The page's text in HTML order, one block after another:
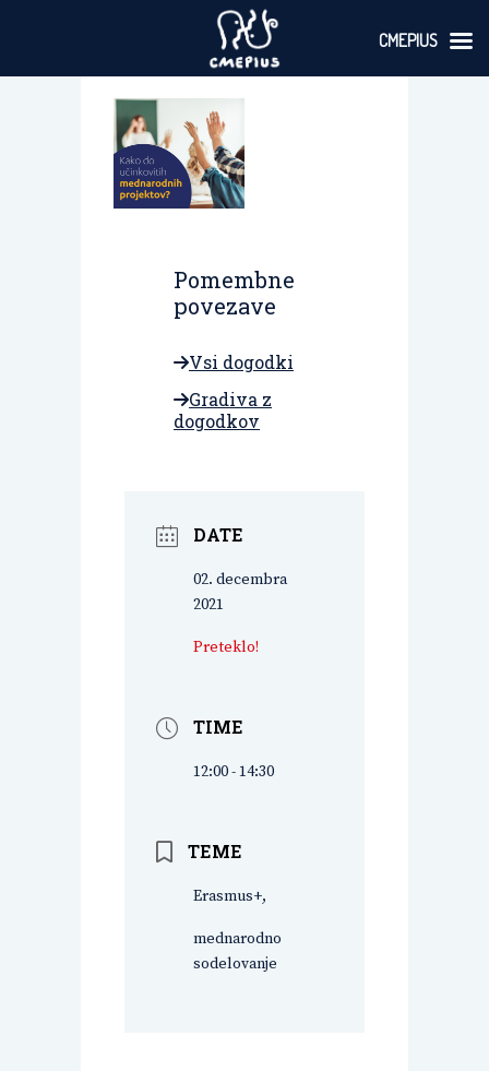
Pomembne
povezave
Vsi dogodki
Gradiva z
dogodkov
DATE
02. decembra
2021
Preteklo!
TIME
12:00 - 14:30
TEME
Erasmus+,
mednarodno
sodelovanje
CMEPIUS